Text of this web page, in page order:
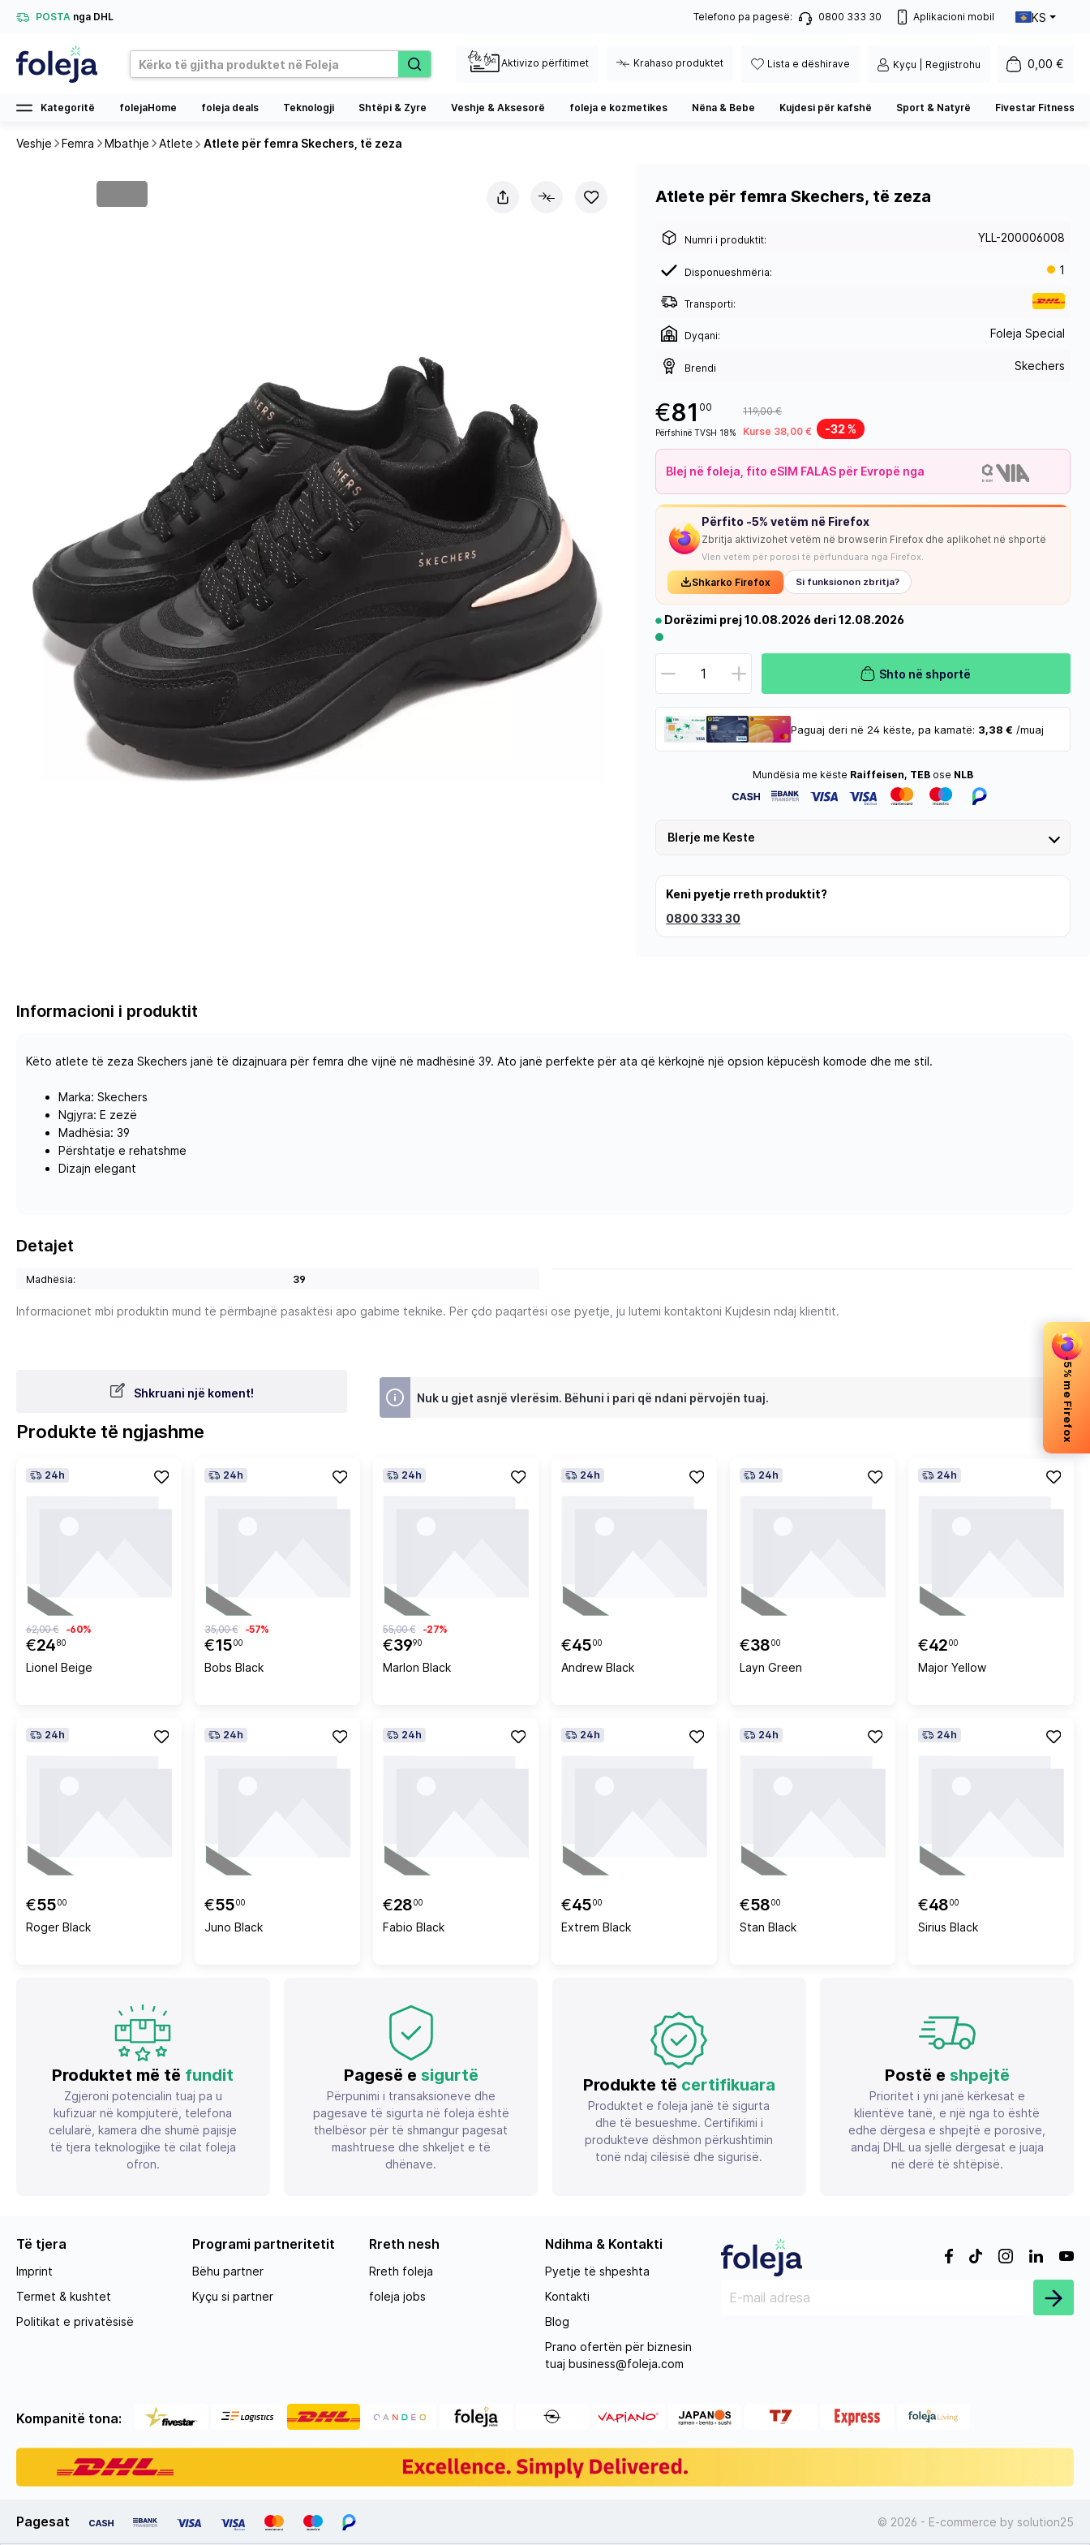
POSTA nga DHL Telefono pa pagesë: 0800 333 30 Aplikacioni mobil KS
Aktivizo përfitimet Krahaso produktet Lista e dëshirave Kyçu | Regjistrohu 0,00 €
Kategoritë folejaHome foleja deals Teknologji Shtëpi & Zyre Veshje & Aksesorë foleja e kozmetikes Nëna & Bebe Kujdesi për kafshë Sport & Natyrë Fivestar Fitness
Veshje Femra Mbathje Atlete Atlete për femra Skechers, të zeza
Atlete për femra Skechers, të zeza
Numri i produktit: YLL-200006008
Disponueshmëria: 1
Transporti:
Dyqani: Foleja Special
Brendi Skechers
€81 00
Përfshinë TVSH 18%
119,00 €
Kurse 38,00 €
-32 %
Blej në foleja, fito eSIM FALAS për Evropë nga
Përfito -5% vetëm në Firefox
Zbritja aktivizohet vetëm në browserin Firefox dhe aplikohet në shportë
Vlen vetëm për porosi të përfunduara nga Firefox.
Shkarko Firefox Si funksionon zbritja?
Dorëzimi prej 10.08.2026 deri 12.08.2026
Shto në shportë
Paguaj deri në 24 këste, pa kamatë: 3,38 € /muaj
-5% me Firefox
Mundësia me këste Raiffeisen, TEB ose NLB
Blerje me Keste
Keni pyetje rreth produktit?
0800 333 30
Informacioni i produktit
Këto atlete të zeza Skechers janë të dizajnuara për femra dhe vijnë në madhësinë 39. Ato janë perfekte për ata që kërkojnë një opsion këpucësh komode dhe me stil.
Marka: Skechers
Ngjyra: E zezë
Madhësia: 39
Përshtatje e rehatshme
Dizajn elegant
Detajet
Madhësia: 39
Informacionet mbi produktin mund të përmbajnë pasaktësi apo gabime teknike. Për çdo paqartësi ose pyetje, ju lutemi kontaktoni Kujdesin ndaj klientit.
Shkruani një koment! Nuk u gjet asnjë vlerësim. Bëhuni i pari që ndani përvojën tuaj.
Produkte të ngjashme
24h
€2480
62,00 € -60%
Lionel Beige
24h
€1500
35,00 € -57%
Bobs Black
24h
€3990
55,00 € -27%
Marlon Black
24h
€4500
Andrew Black
24h
€3800
Layn Green
24h
€4200
Major Yellow
24h
€5500
Roger Black
24h
€5500
Juno Black
24h
€2800
Fabio Black
24h
€4500
Extrem Black
24h
€5800
Stan Black
24h
€4800
Sirius Black
Produktet më të fundit
Zgjeroni potencialin tuaj pa u
kufizuar në kompjuterë, telefona
celularë, kamera dhe shumë pajisje
të tjera teknologjike të cilat foleja
ofron.
Pagesë e sigurtë
Përpunimi i transaksioneve dhe
pagesave të sigurta në foleja është
thelbësor për të shmangur pagesat
mashtruese dhe shkeljet e të
dhënave.
Produkte të certifikuara
Produktet e foleja janë të sigurta
dhe të besueshme. Certifikimi i
produkteve dëshmon përkushtimin
tonë ndaj cilësisë dhe sigurisë.
Postë e shpejtë
Prioritet i yni janë kërkesat e
klientëve tanë, e një nga to është
edhe dërgesa e shpejtë e porosive,
andaj DHL ua sjellë dërgesat e juaja
në derë të shtëpisë.
Të tjera
Imprint
Termet & kushtet
Politikat e privatësisë
Programi partneritetit
Bëhu partner
Kyçu si partner
Rreth nesh
Rreth foleja
foleja jobs
Ndihma & Kontakti
Pyetje të shpeshta
Kontakti
Blog
Prano ofertën për biznesin
tuaj business@foleja.com
Kompanitë tona:
Pagesat © 2026 - E-commerce by solution25